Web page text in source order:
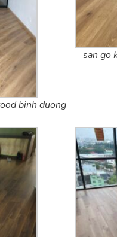
binh duong
san go